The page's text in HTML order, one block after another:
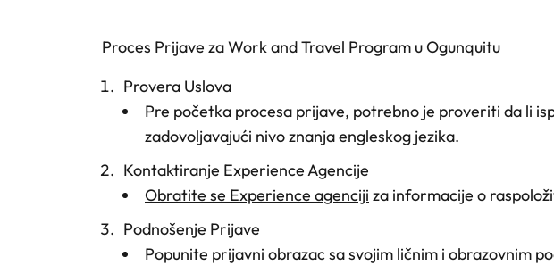
Proces Prijave za Work and Travel Program u Ogunquitu
Provera Uslova
Pre početka procesa prijave, potrebno je proveriti da li
zadovoljavajući nivo znanja engleskog jezika.
Kontaktiranje Experience Agencije
Obratite se Experience agenciji za informacije o
Podnošenje Prijave
Popunite prijavni obrazac sa svojim ličnim i obrazovnim